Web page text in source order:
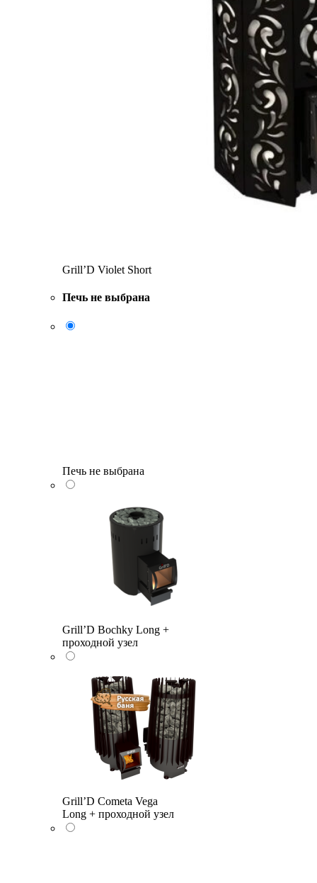
Grill’D Violet Short
Печь не выбрана
Печь не выбрана
Grill’D Bochky Long +
проходной узел
Grill’D Cometa Vega
Long + проходной узел